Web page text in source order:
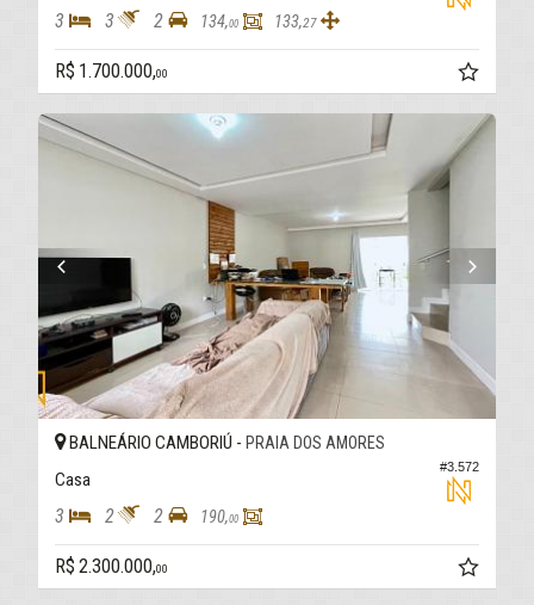
3 3 2 134,00 133,27
R$ 1.700.000,00
#3.572
BALNEÁRIO CAMBORIÚ - PRAIA DOS AMORES
Casa
3 2 2 190,00
R$ 2.300.000,00